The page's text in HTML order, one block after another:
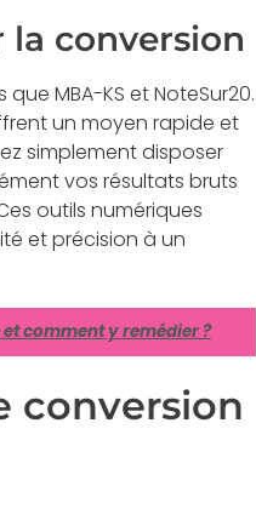
conversion
MBA-KS et NoteSur20.
un moyen rapide et
simplement disposer
vos résultats bruts
outils numériques
et précision à un
comment y remédier ?
conversion